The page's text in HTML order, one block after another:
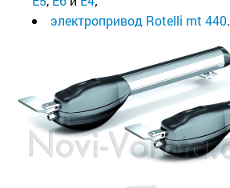
электропривод Rotelli mt 440.